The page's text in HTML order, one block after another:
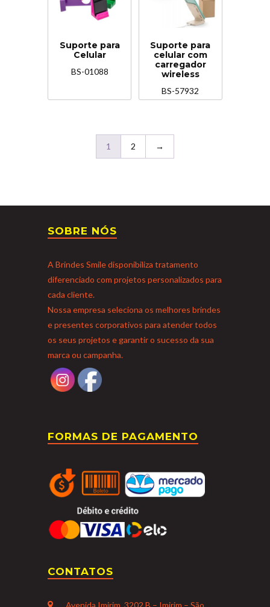
Suporte para
Celular
BS-01088
Suporte para
celular com
carregador
wireless
BS-57932
1 2 →
SOBRE NÓS
A Brindes Smile disponibiliza tratamento
diferenciado com projetos personalizados para
cada cliente.
Nossa empresa seleciona os melhores brindes
e presentes corporativos para atender todos
os seus projetos e garantir o sucesso da sua
marca ou campanha.
FORMAS DE PAGAMENTO
CONTATOS
Avenida Imirim, 3202 B – Imirim – São